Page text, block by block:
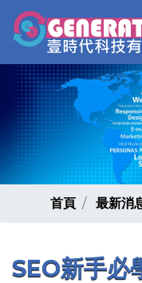
首頁 最新消
SEO新手必